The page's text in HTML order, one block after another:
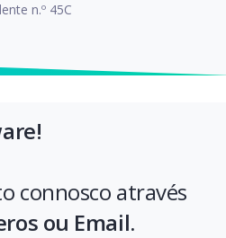
n.º 45C
connosco através
ou Email.